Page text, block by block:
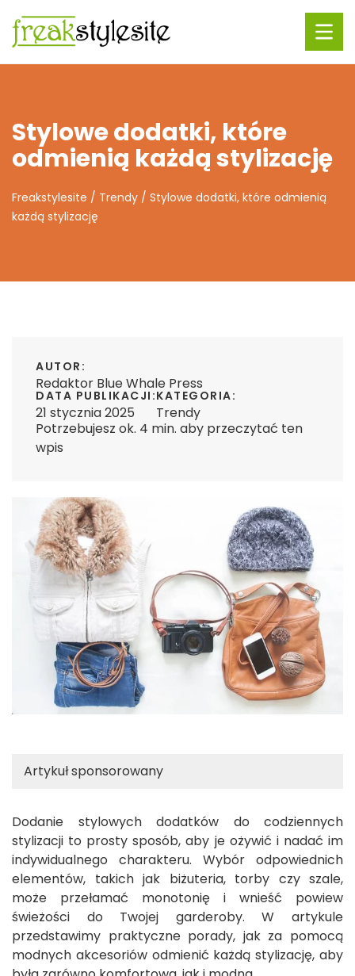
Stylowe dodatki, które
odmienią każdą stylizację
Freakstylesite / Trendy / Stylowe dodatki, które odmienią
każdą stylizację
AUTOR:
Redaktor Blue Whale Press
DATA PUBLIKACJI:
21 stycznia 2025
KATEGORIA:
Trendy
Potrzebujesz ok. 4 min. aby przeczytać ten
wpis
Artykuł sponsorowany
Dodanie stylowych dodatków do codziennych
stylizacji to prosty sposób, aby je ożywić i nadać im
indywidualnego charakteru. Wybór odpowiednich
elementów, takich jak biżuteria, torby czy szale,
może przełamać monotonię i wnieść powiew
świeżości do Twojej garderoby. W artykule
przedstawimy praktyczne porady, jak za pomocą
modnych akcesoriów odmienić każdą stylizację, aby